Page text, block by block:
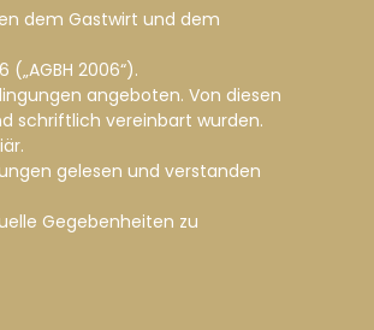
dem Gastwirt und dem
2006“).
angeboten. Von diesen
schriftlich vereinbart wurden.
gelesen und verstanden
Gegebenheiten zu